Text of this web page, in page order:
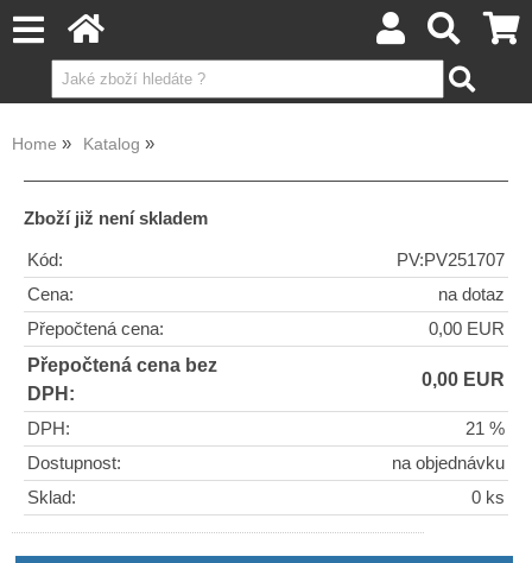
Home Katalog
Zboží již není skladem
Kód:
PV:PV251707
Cena:
na dotaz
Přepočtená cena:
0,00 EUR
Přepočtená cena bez
DPH:
0,00 EUR
DPH:
21 %
Dostupnost:
na objednávku
Sklad:
0 ks